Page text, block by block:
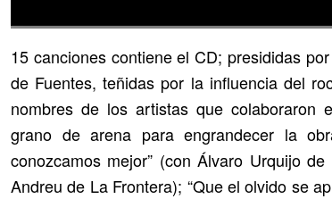
15 canciones contiene el CD; presididas
de Fuentes, teñidas por la influencia del
nombres de los artistas que colaboraron
grano de arena para engrandecer la
conozcamos mejor” (con Álvaro Urquijo
Andreu de La Frontera); “Que el olvido se